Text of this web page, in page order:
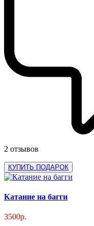
2 отзывов
КУПИТЬ ПОДАРОК
Катание на багги
3500р.